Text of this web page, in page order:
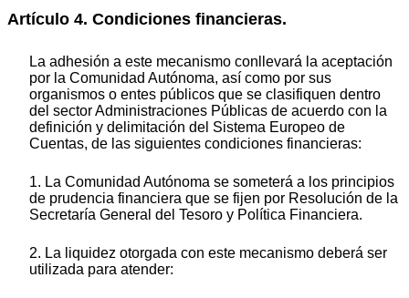
Artículo 4. Condiciones financieras.
La adhesión a este mecanismo conllevará la aceptación
por la Comunidad Autónoma, así como por sus
organismos o entes públicos que se clasifiquen dentro
del sector Administraciones Públicas de acuerdo con la
definición y delimitación del Sistema Europeo de
Cuentas, de las siguientes condiciones financieras:
1. La Comunidad Autónoma se someterá a los principios
de prudencia financiera que se fijen por Resolución de la
Secretaría General del Tesoro y Política Financiera.
2. La liquidez otorgada con este mecanismo deberá ser
utilizada para atender: